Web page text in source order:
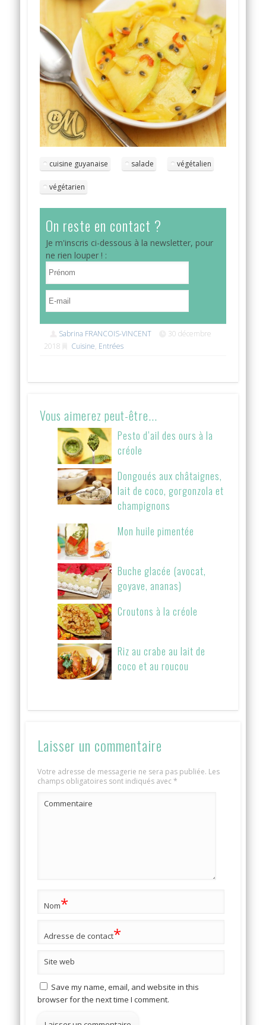
cuisine guyanaise salade végétalien
végétarien
On reste en contact ?
Je m'inscris ci-dessous à la newsletter, pour
ne rien louper ! :
Sabrina FRANCOIS-VINCENT
30 décembre
2018
Cuisine, Entrées
Vous aimerez peut-être...
Pesto d’ail des ours à la
créole
Dongoués aux châtaignes,
lait de coco, gorgonzola et
champignons
Mon huile pimentée
Buche glacée (avocat,
goyave, ananas)
Croutons à la créole
Riz au crabe au lait de
coco et au roucou
Laisser un commentaire
Votre adresse de messagerie ne sera pas publiée. Les
champs obligatoires sont indiqués avec*
Commentaire
Nom*
Adresse de contact*
Site web
Save my name, email, and website in this
browser for the next time I comment.